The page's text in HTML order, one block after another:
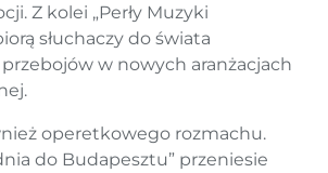
Z kolei „Perły Muzyki
słuchaczy do świata
w nowych aranżacjach
operetkowego rozmachu.
do Budapesztu” przeniesie